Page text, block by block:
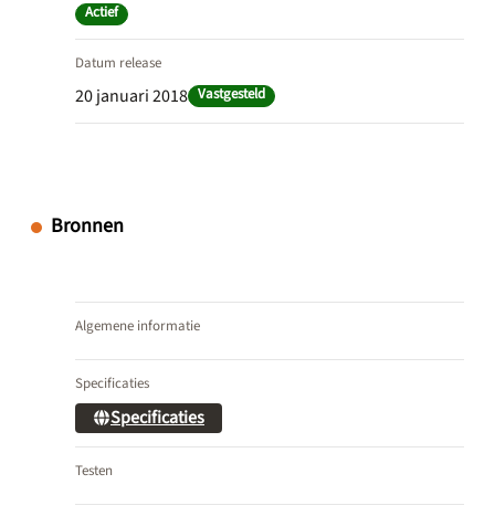
Actief
Datum release
20 januari 2018 Vastgesteld
Bronnen
Algemene informatie
Specificaties
Specificaties
Testen